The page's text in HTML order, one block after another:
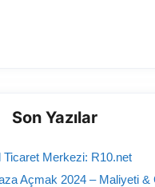
Son Yazılar
Ticaret Merkezi: R10.net
Açmak 2024 – Maliyeti &